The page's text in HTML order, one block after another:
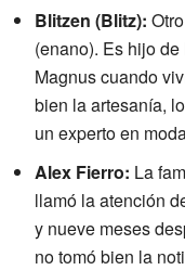
Blitzen (Blitz):
(enano). Es hijo
Magnus cuando
bien la artesanía,
un experto en
Alex Fierro: La
llamó la atención
y nueve meses
no tomó bien la